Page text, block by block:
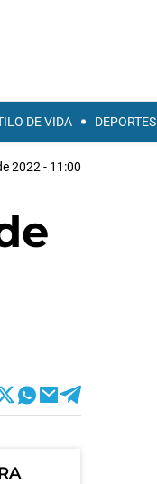
DE VIDA DEPORTES
2022 - 11:00